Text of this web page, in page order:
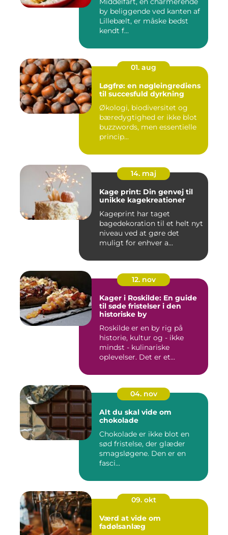
by beliggende ved kanten af
Lillebælt, er måske bedst
kendt f...
01. aug
Løgfrø: en nøgleingrediens
til succesfuld dyrkning
Økologi, biodiversitet og
bæredygtighed er ikke blot
buzzwords, men essentielle
princip...
14. maj
Kage print: Din genvej til
unikke kagekreationer
Kageprint har taget
bagedekoration til et helt nyt
niveau ved at gøre det
muligt for enhver a...
12. nov
Kager i Roskilde: En guide
til søde fristelser i den
historiske by
Roskilde er en by rig på
historie, kultur og - ikke
mindst - kulinariske
oplevelser. Det er et...
04. nov
Alt du skal vide om
chokolade
Chokolade er ikke blot en
sød fristelse, der glæder
smagsløgene. Den er en
fasci...
09. okt
Værd at vide om
fadølsanlæg